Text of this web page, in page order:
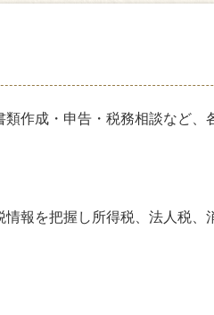
作成・申告・税務相談など
報を把握し所得税、法人税、